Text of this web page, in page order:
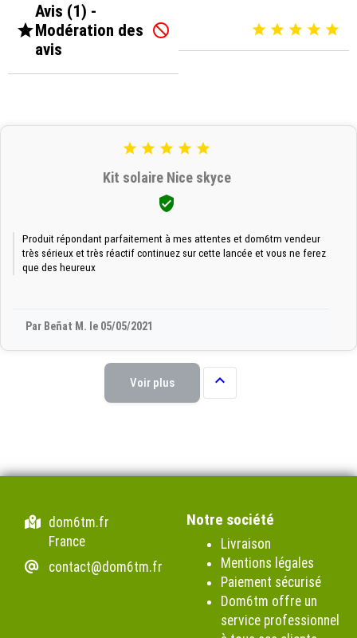

Avis (1) -
Modération des
avis
     
    
Kit solaire Nice skyce

Produit répondant parfaitement à mes attentes et dom6tm vendeur
très sérieux et très réactif continuez sur cette lancée et vous ne ferez
que des heureux
Par Beñat M. le 05/05/2021
Voir plus 
dom6tm.fr
France
contact@dom6tm.fr
Notre société
Livraison
Mentions légales
Paiement sécurisé
Dom6tm offre un
service professionnel